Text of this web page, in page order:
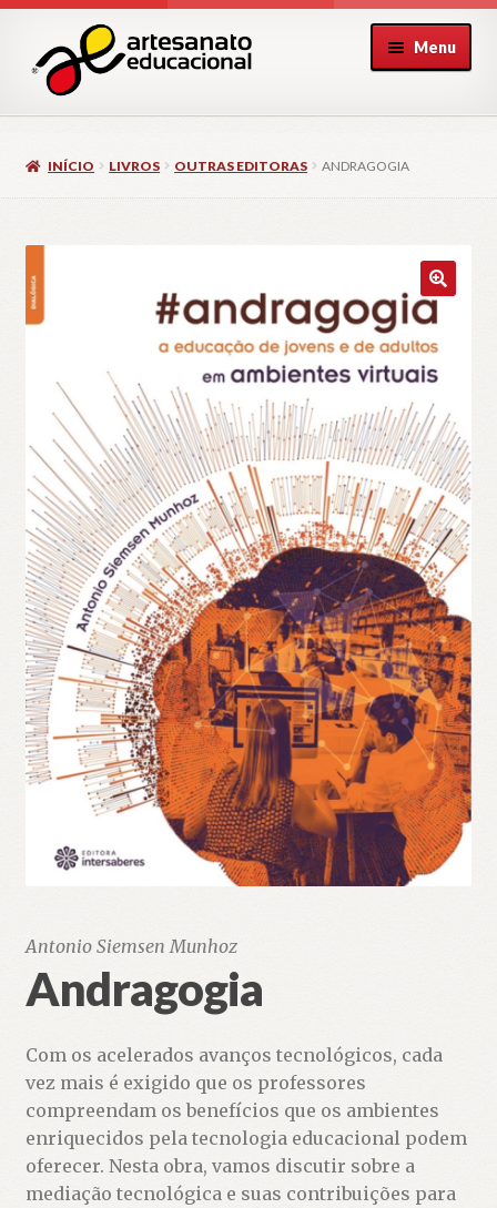
para
navegação
para
conteúdo
Menu
INÍCIO LIVROS OUTRAS EDITORAS ANDRAGOGIA
Antonio Siemsen Munhoz
Andragogia
Com os acelerados avanços tecnológicos, cada
vez mais é exigido que os professores
compreendam os benefícios que os ambientes
enriquecidos pela tecnologia educacional podem
oferecer. Nesta obra, vamos discutir sobre a
mediação tecnológica e suas contribuições para